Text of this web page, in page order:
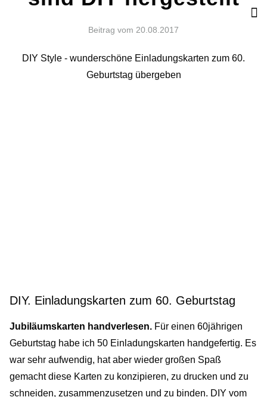
Beitrag vom 20.08.2017
DIY Style - wunderschöne Einladungskarten zum 60.
Geburtstag übergeben
DIY. Einladungskarten zum 60. Geburtstag
Jubiläumskarten handverlesen. Für einen 60jährigen
Geburtstag habe ich 50 Einladungskarten handgefertig. Es
war sehr aufwendig, hat aber wieder großen Spaß
gemacht diese Karten zu konzipieren, zu drucken und zu
schneiden, zusammenzusetzen und zu binden. DIY vom